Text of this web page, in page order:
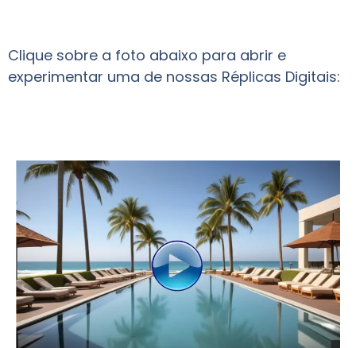
Clique sobre a foto abaixo para abrir e
experimentar uma de nossas Réplicas Digitais: